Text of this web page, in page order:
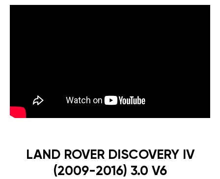
LAND ROVER DISCOVERY IV
(2009-2016) 3.0 V6